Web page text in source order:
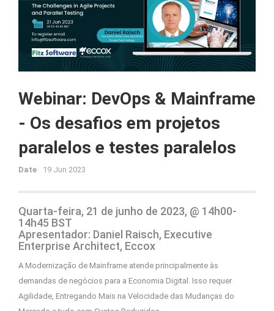
Webinar: DevOps & Mainframe
- Os desafios em projetos
paralelos e testes paralelos
Date 19 Jun 2023
Quarta-feira, 21 de junho de 2023, @ 14h00-
14h45 BST
Apresentador: Daniel Raisch, Executive
Enterprise Architect, Eccox
A Modernização de Mainframe atende principalmente às
demandas de negócios para a Economia Digital. Isso requer
Agilidade, Entregando Mais na Velocidade das Mudanças do